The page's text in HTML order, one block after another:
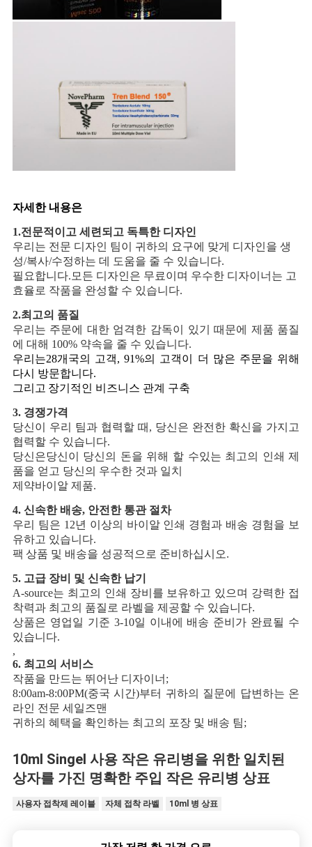
자세한 내용은
1.전문적이고 세련되고 독특한 디자인
우리는 전문 디자인 팀이 귀하의 요구에 맞게 디자인을 생
성/복사/수정하는 데 도움을 줄 수 있습니다.
필요합니다.모든 디자인은 무료이며 우수한 디자이너는 고
효율로 작품을 완성할 수 있습니다.
2.최고의 품질
우리는 주문에 대한 엄격한 감독이 있기 때문에 제품 품질
에 대해 100% 약속을 줄 수 있습니다.
우리는28개국의 고객, 91%의 고객이 더 많은 주문을 위해
다시 방문합니다.
그리고 장기적인 비즈니스 관계 구축
3. 경쟁가격
당신이 우리 팀과 협력할 때, 당신은 완전한 확신을 가지고
협력할 수 있습니다.
당신은당신이 당신의 돈을 위해 할 수있는 최고의 인쇄 제
품을 얻고 당신의 우수한 것과 일치
제약바이알 제품.
4. 신속한 배송, 안전한 통관 절차
우리 팀은 12년 이상의 바이알 인쇄 경험과 배송 경험을 보
유하고 있습니다.
팩 상품 및 배송을 성공적으로 준비하십시오.
5. 고급 장비 및 신속한 납기
A-source는 최고의 인쇄 장비를 보유하고 있으며 강력한 접
착력과 최고의 품질로 라벨을 제공할 수 있습니다.
상품은 영업일 기준 3-10일 이내에 배송 준비가 완료될 수
있습니다.
,
6. 최고의 서비스
작품을 만드는 뛰어난 디자이너;
8:00am-8:00PM(중국 시간)부터 귀하의 질문에 답변하는 온
라인 전문 세일즈맨
귀하의 혜택을 확인하는 최고의 포장 및 배송 팀;
10ml Singel 사용 작은 유리병을 위한 일치된
상자를 가진 명확한 주입 작은 유리병 상표
사용자 접착제 레이블 자체 접착 라벨 10ml 병 상표